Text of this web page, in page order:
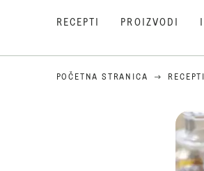
RECEPTI PROIZVODI
POČETNA STRANICA RECEPTI